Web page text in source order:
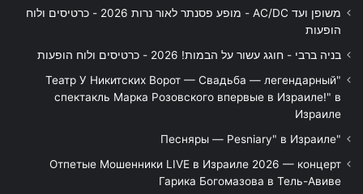
משופן ועד AC/DC - מופע פסנתר לאור נרות 2026 - כרטיסים ולוח
הופעות
בניה ברבי - חוגג עשור על הבמות! 2026 - כרטיסים ולוח הופעות
"Театр У Никитских Ворот — Свадьба — легендарный
спектакль Марка Розовского впервые в Израиле!" в
Израиле
"Песняры — Pesniary" в Израиле
Отпетые Мошенники LIVE в Израиле 2026 — концерт
Гарика Богомазова в Тель-Авиве